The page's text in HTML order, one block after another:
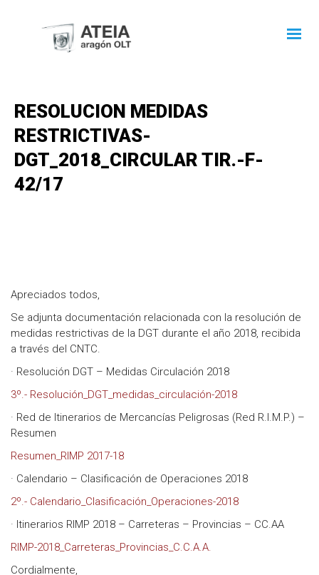
RESOLUCION MEDIDAS
RESTRICTIVAS-
DGT_2018_CIRCULAR TIR.-F-
42/17
Apreciados todos,
Se adjunta documentación relacionada con la resolución de
medidas restrictivas de la DGT durante el año 2018, recibida
a través del CNTC.
· Resolución DGT – Medidas Circulación 2018
3º.- Resolución_DGT_medidas_circulación-2018
· Red de Itinerarios de Mercancías Peligrosas (Red R.I.M.P.) –
Resumen
Resumen_RIMP 2017-18
· Calendario – Clasificación de Operaciones 2018
2º.- Calendario_Clasificación_Operaciones-2018
· Itinerarios RIMP 2018 – Carreteras – Provincias – CC.AA
RIMP-2018_Carreteras_Provincias_C.C.A.A.
Cordialmente,